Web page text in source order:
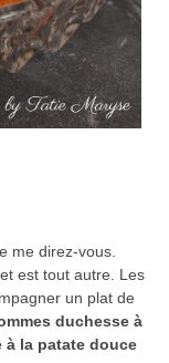
me direz-vous.
est tout autre. Les
un plat de
duchesse à
à la patate douce